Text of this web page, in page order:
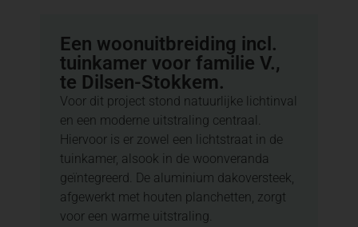
Een woonuitbreiding incl.
tuinkamer voor familie V.,
te Dilsen-Stokkem.
Voor dit project stond natuurlijke lichtinval
en een moderne uitstraling centraal.
Hiervoor is er zowel een lichtstraat in de
tuinkamer, alsook in de woonveranda
geïntegreerd. De aluminium dakoversteek,
afgewerkt met houten planchetten, zorgt
voor een warme uitstraling.